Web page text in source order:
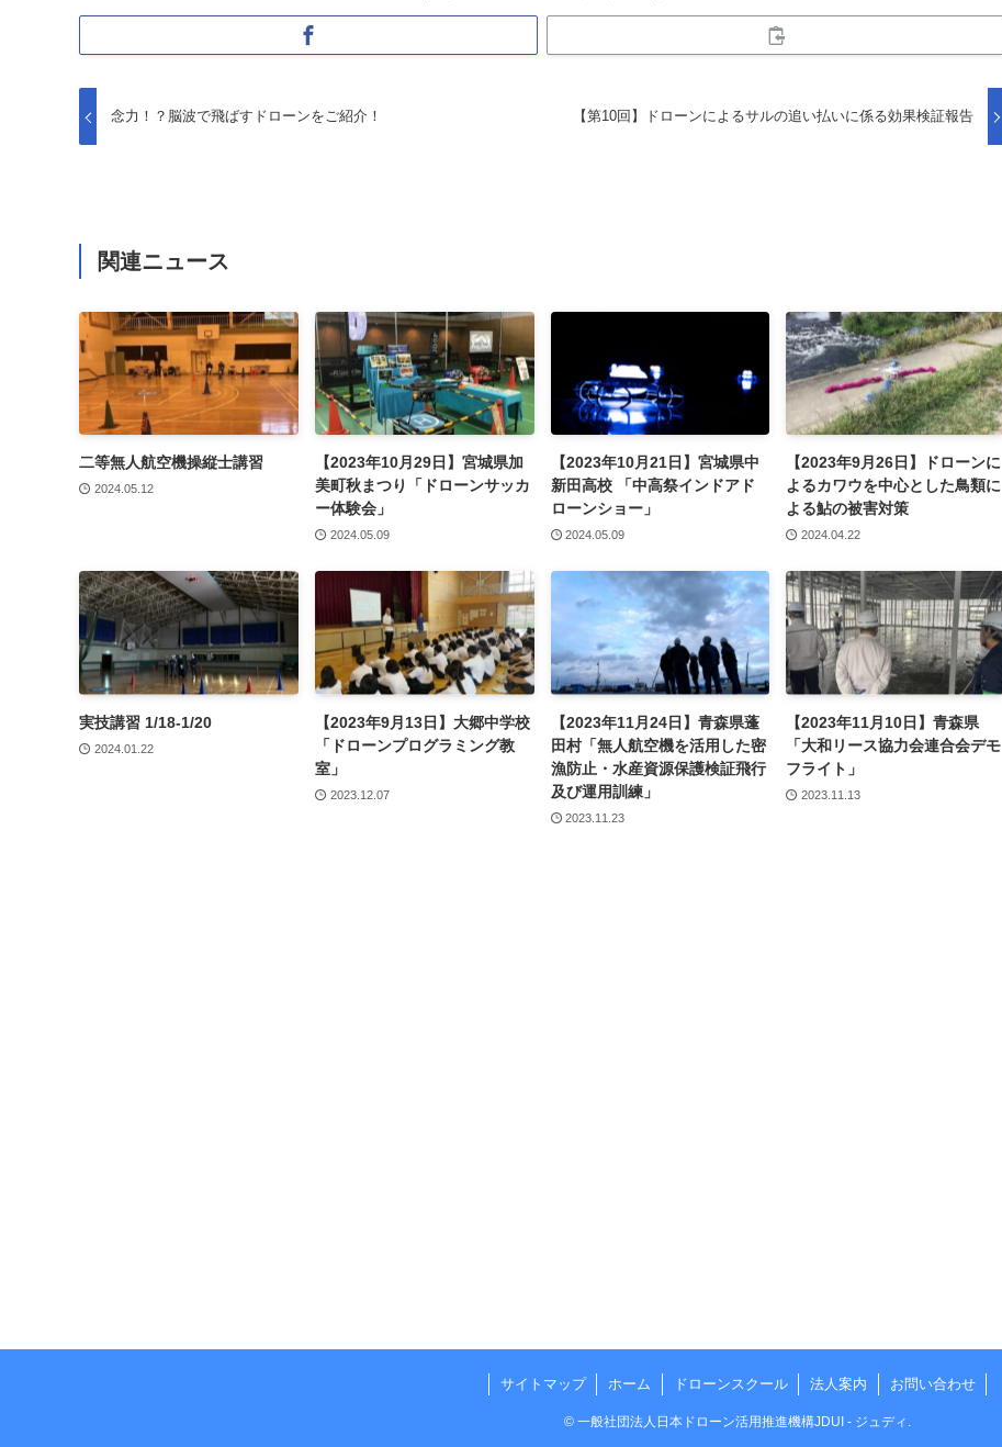
念力！？脳波で飛ばすドローンをご紹介！ 【第10回】ドローンによるサルの追い払いに係る効果検証報告
関連ニュース
二等無人航空機操縦士講習
2024.05.12
【2023年10月29日】宮城県加
美町秋まつり「ドローンサッカ
ー体験会」
2024.05.09
【2023年10月21日】宮城県中
新田高校 「中高祭インドアド
ローンショー」
2024.05.09
【2023年9月26日】ドローンに
よるカワウを中心とした鳥類に
よる鮎の被害対策
2024.04.22
実技講習 1/18-1/20
2024.01.22
【2023年9月13日】大郷中学校
「ドローンプログラミング教
室」
2023.12.07
【2023年11月24日】青森県蓬
田村「無人航空機を活用した密
漁防止・水産資源保護検証飛行
及び運用訓練」
2023.11.23
【2023年11月10日】青森県
「大和リース協力会連合会デモ
フライト」
2023.11.13
サイトマップ ホーム ドローンスクール 法人案内 お問い合わせ
© 一般社団法人日本ドローン活用推進機構JDUI - ジュディ.